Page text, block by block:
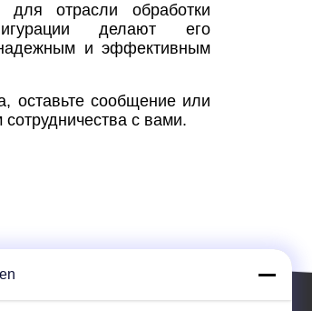
отрасли обработки
делают его
надежным и эффективным
оставьте сообщение или
с вами.